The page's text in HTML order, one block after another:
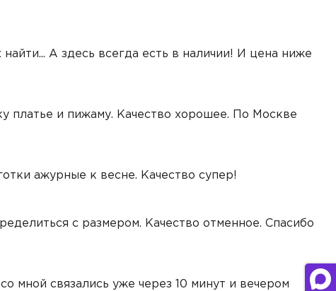
А здесь всегда есть в наличии! И цена ниже
и пижаму. Качество хорошее. По Москве
ажурные к весне. Качество супер!
с размером. Качество отменное. Спасибо
мной связались уже через 10 минут и вечером